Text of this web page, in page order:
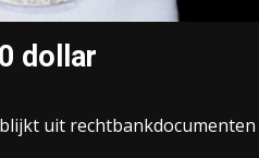
dollar
uit rechtbankdocumenten